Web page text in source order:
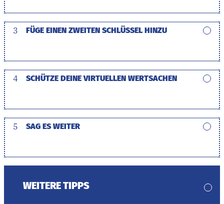
3 FÜGE EINEN ZWEITEN SCHLÜSSEL HINZU
4 SCHÜTZE DEINE VIRTUELLEN WERTSACHEN
5 SAG ES WEITER
WEITERE TIPPS